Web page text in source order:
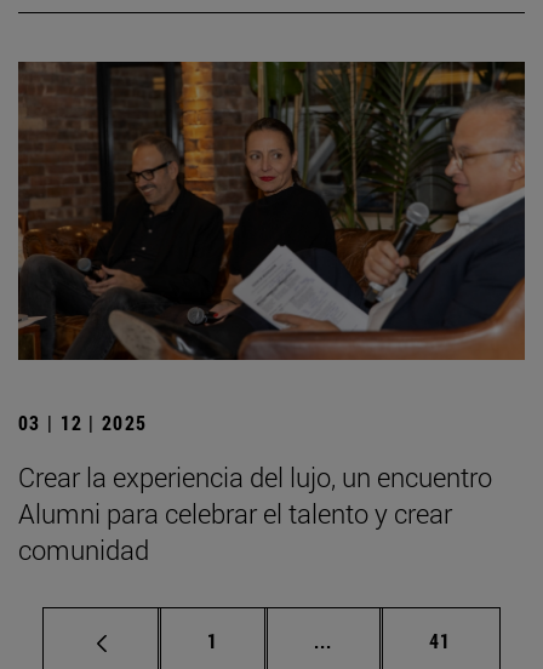
03 | 12 | 2025
Crear la experiencia del lujo, un encuentro
Alumni para celebrar el talento y crear
comunidad
Página
1 ... Páginas intermedias
Página
41